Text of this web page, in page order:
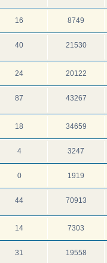
16 8749
40 21530
24 20122
87 43267
18 34659
4 3247
0 1919
44 70913
14 7303
31 19558